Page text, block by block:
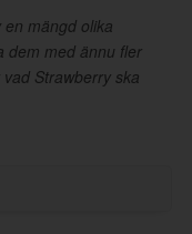
mängd olika
dem med ännu fler
Strawberry ska